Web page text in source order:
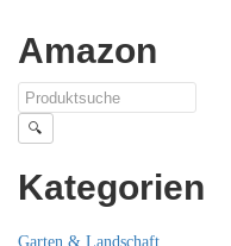
Amazon
🔍
Kategorien
Garten & Landschaft